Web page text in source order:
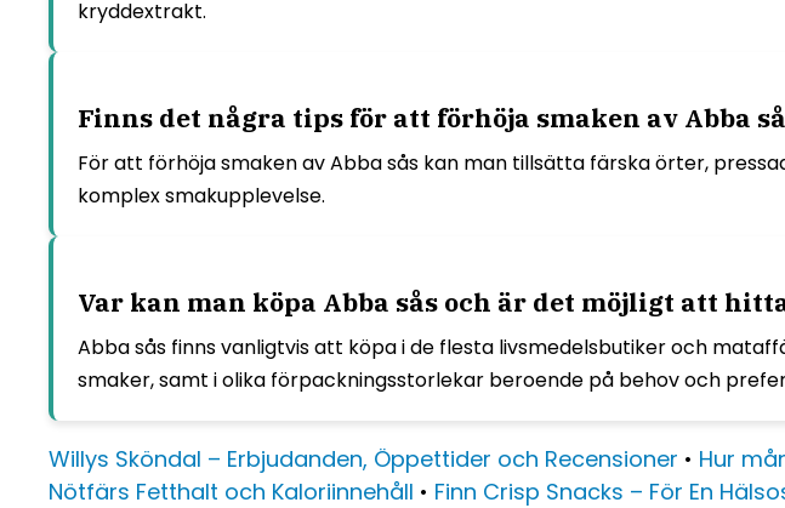
kryddextrakt.
Finns det några tips för att förhöja smaken av Abba
För att förhöja smaken av Abba sås kan man tillsätta färska örter,
komplex smakupplevelse.
Var kan man köpa Abba sås och är det möjligt att
Abba sås finns vanligtvis att köpa i de flesta livsmedelsbutiker och
smaker, samt i olika förpackningsstorlekar beroende på behov och
Willys Sköndal – Erbjudanden, Öppettider och Recensioner • Hur
Nötfärs Fetthalt och Kaloriinnehåll • Finn Crisp Snacks – För En